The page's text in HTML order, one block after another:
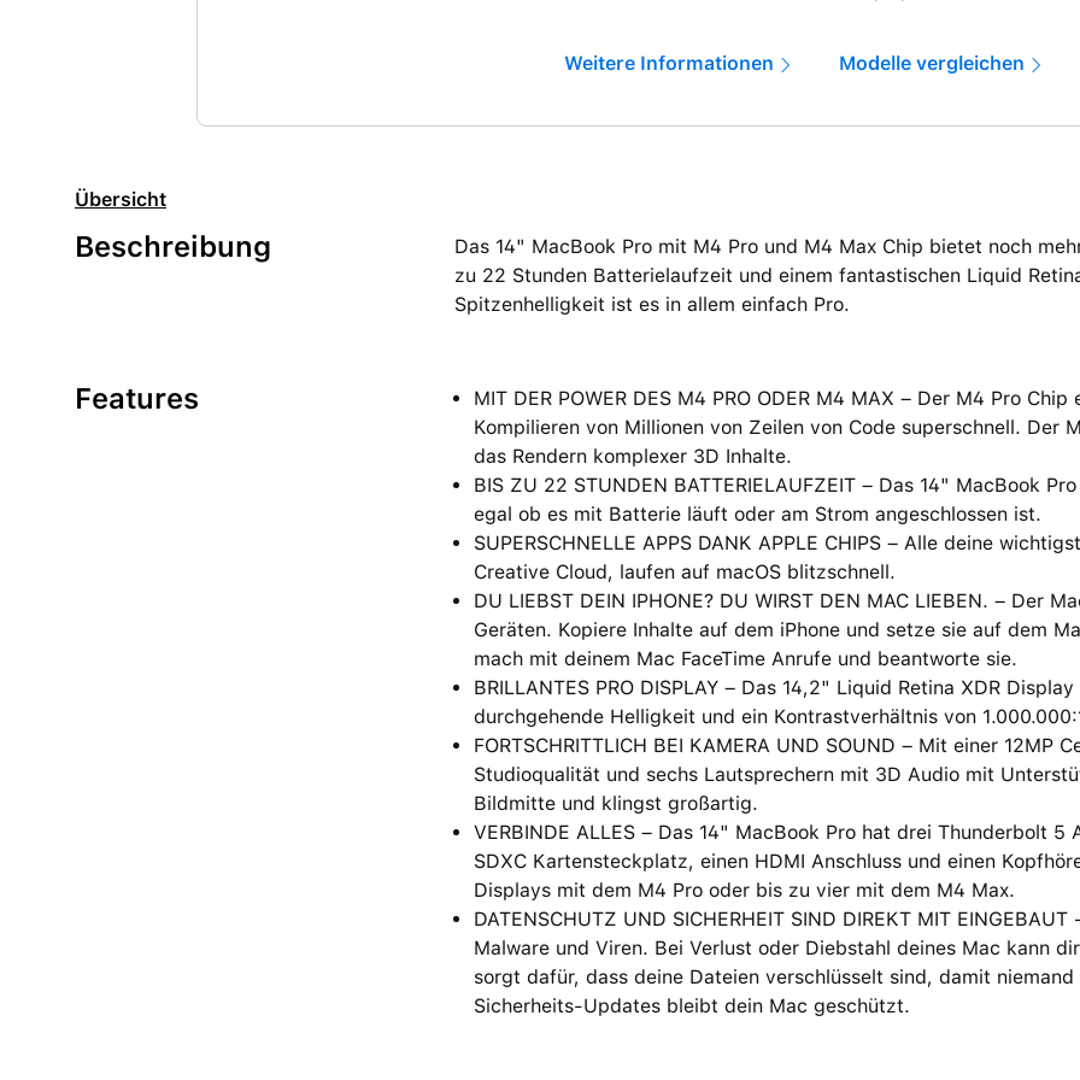
Weitere Informationen Modelle vergleichen
Übersicht
Beschreibung
Das 14" MacBook Pro mit M4 Pro und M4 Max Chip bietet noch
zu 22 Stunden Batterielaufzeit und einem fantastischen Liquid
Spitzenhelligkeit ist es in allem einfach Pro.
Features
MIT DER POWER DES M4 PRO ODER M4 MAX – Der M4 Pro
Kompilieren von Millionen von Zeilen von Code superschnell. Der
das Rendern komplexer 3D Inhalte.
BIS ZU 22 STUNDEN BATTERIELAUFZEIT – Das 14" MacBook
egal ob es mit Batterie läuft oder am Strom angeschlossen ist.
SUPERSCHNELLE APPS DANK APPLE CHIPS – Alle deine
Creative Cloud, laufen auf macOS blitzschnell.
DU LIEBST DEIN IPHONE? DU WIRST DEN MAC LIEBEN. – Der
Geräten. Kopiere Inhalte auf dem iPhone und setze sie auf dem
mach mit deinem Mac FaceTime Anrufe und beantworte sie.
BRILLANTES PRO DISPLAY – Das 14,2" Liquid Retina XDR
durchgehende Helligkeit und ein Kontrastverhältnis von
FORTSCHRITTLICH BEI KAMERA UND SOUND – Mit einer 12MP
Studioqualität und sechs Lautsprechern mit 3D Audio mit
Bildmitte und klingst großartig.
VERBINDE ALLES – Das 14" MacBook Pro hat drei Thunderbolt
SDXC Kartensteckplatz, einen HDMI Anschluss und einen
Displays mit dem M4 Pro oder bis zu vier mit dem M4 Max.
DATENSCHUTZ UND SICHERHEIT SIND DIREKT MIT
Malware und Viren. Bei Verlust oder Diebstahl deines Mac kann
sorgt dafür, dass deine Dateien verschlüsselt sind, damit
Sicherheits-Updates bleibt dein Mac geschützt.